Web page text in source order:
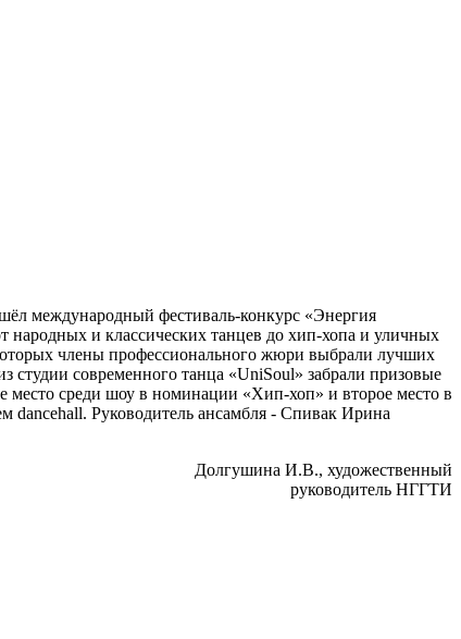
международный фестиваль-конкурс «Энергия
народных и классических танцев до хип-хопа и уличных
члены профессионального жюри выбрали лучших
студии современного танца «UniSoul» забрали призовые
место среди шоу в номинации «Хип-хоп» и второе место в
dancehall. Руководитель ансамбля - Спивак Ирина
Долгушина И.В., художественный
руководитель НГГТИ